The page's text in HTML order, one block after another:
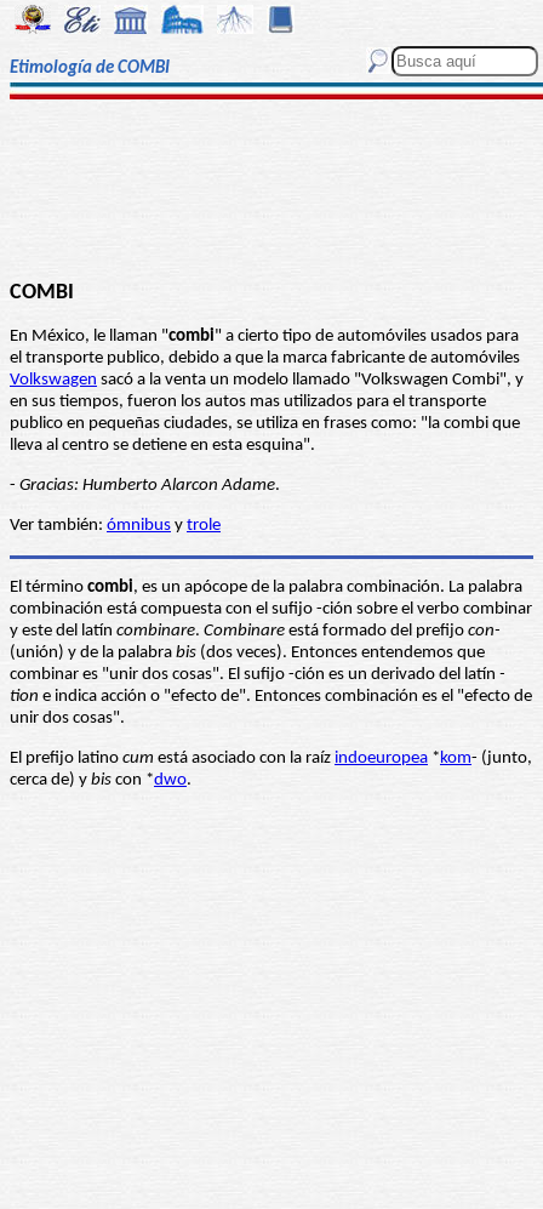
Etimología de COMBI
COMBI
En México, le llaman "combi" a cierto tipo de automóviles usados para
el transporte publico, debido a que la marca fabricante de automóviles
Volkswagen sacó a la venta un modelo llamado "Volkswagen Combi", y
en sus tiempos, fueron los autos mas utilizados para el transporte
publico en pequeñas ciudades, se utiliza en frases como: "la combi que
lleva al centro se detiene en esta esquina".
- Gracias: Humberto Alarcon Adame.
Ver también: ómnibus y trole
El término combi, es un apócope de la palabra combinación. La palabra
combinación está compuesta con el sufijo -ción sobre el verbo combinar
y este del latín combinare. Combinare está formado del prefijo con-
(unión) y de la palabra bis (dos veces). Entonces entendemos que
combinar es "unir dos cosas". El sufijo -ción es un derivado del latín -
tion e indica acción o "efecto de". Entonces combinación es el "efecto de
unir dos cosas".
El prefijo latino cum está asociado con la raíz indoeuropea *kom- (junto,
cerca de) y bis con *dwo.